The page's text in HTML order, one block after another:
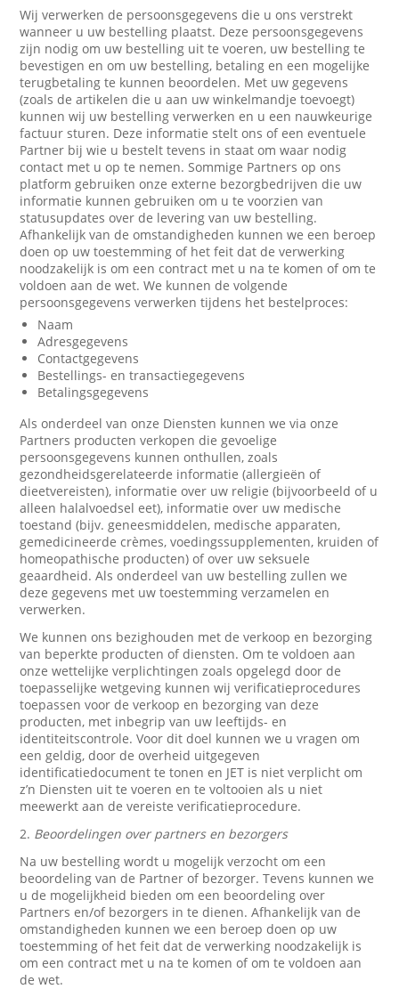
Wij verwerken de persoonsgegevens die u ons verstrekt
wanneer u uw bestelling plaatst. Deze persoonsgegevens
zijn nodig om uw bestelling uit te voeren, uw bestelling te
bevestigen en om uw bestelling, betaling en een mogelijke
terugbetaling te kunnen beoordelen. Met uw gegevens
(zoals de artikelen die u aan uw winkelmandje toevoegt)
kunnen wij uw bestelling verwerken en u een nauwkeurige
factuur sturen. Deze informatie stelt ons of een eventuele
Partner bij wie u bestelt tevens in staat om waar nodig
contact met u op te nemen. Sommige Partners op ons
platform gebruiken onze externe bezorgbedrijven die uw
informatie kunnen gebruiken om u te voorzien van
statusupdates over de levering van uw bestelling.
Afhankelijk van de omstandigheden kunnen we een beroep
doen op uw toestemming of het feit dat de verwerking
noodzakelijk is om een contract met u na te komen of om te
voldoen aan de wet. We kunnen de volgende
persoonsgegevens verwerken tijdens het bestelproces:
Naam
Adresgegevens
Contactgegevens
Bestellings- en transactiegegevens
Betalingsgegevens
Als onderdeel van onze Diensten kunnen we via onze
Partners producten verkopen die gevoelige
persoonsgegevens kunnen onthullen, zoals
gezondheidsgerelateerde informatie (allergieën of
dieetvereisten), informatie over uw religie (bijvoorbeeld of u
alleen halalvoedsel eet), informatie over uw medische
toestand (bijv. geneesmiddelen, medische apparaten,
gemedicineerde crèmes, voedingssupplementen, kruiden of
homeopathische producten) of over uw seksuele
geaardheid. Als onderdeel van uw bestelling zullen we
deze gegevens met uw toestemming verzamelen en
verwerken.
We kunnen ons bezighouden met de verkoop en bezorging
van beperkte producten of diensten. Om te voldoen aan
onze wettelijke verplichtingen zoals opgelegd door de
toepasselijke wetgeving kunnen wij verificatieprocedures
toepassen voor de verkoop en bezorging van deze
producten, met inbegrip van uw leeftijds- en
identiteitscontrole. Voor dit doel kunnen we u vragen om
een geldig, door de overheid uitgegeven
identificatiedocument te tonen en JET is niet verplicht om
z’n Diensten uit te voeren en te voltooien als u niet
meewerkt aan de vereiste verificatieprocedure.
2. Beoordelingen over partners en bezorgers
Na uw bestelling wordt u mogelijk verzocht om een
beoordeling van de Partner of bezorger. Tevens kunnen we
u de mogelijkheid bieden om een beoordeling over
Partners en/of bezorgers in te dienen. Afhankelijk van de
omstandigheden kunnen we een beroep doen op uw
toestemming of het feit dat de verwerking noodzakelijk is
om een contract met u na te komen of om te voldoen aan
de wet.